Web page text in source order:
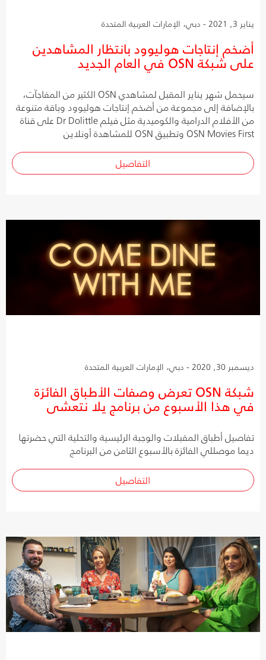
يناير 3, 2021 - دبي، الإمارات العربية المتحدة
أضخم إنتاجات هوليوود بانتظار المشاهدين
على شبكة OSN في العام الجديد
سيحمل شهر يناير المقبل لمشاهدي OSN الكثير من المفاجآت،
بالإضافة إلى مجموعة من أضخم إنتاجات هوليوود وباقة متنوعة
من الأفلام الدرامية والكوميدية مثل فيلم Dr Dolittle على قناة
OSN Movies First وتطبيق OSN للمشاهدة أونلاين
التفاصيل
ديسمبر 30, 2020 - دبي، الإمارات العربية المتحدة
شبكة OSN تعرض وصفات الأطباق الفائزة
في هذا الأسبوع من برنامج يلا نتعشى
تفاصيل أطباق المقبلات والوجبة الرئيسية والتحلية التي حضرتها
ديما موصللي الفائزة بالأسبوع الثامن من البرنامج
التفاصيل